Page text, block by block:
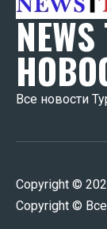
Все новости
Copyright ©
Copyright ©